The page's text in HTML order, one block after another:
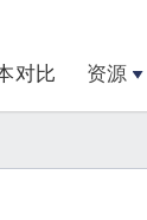
对比 资源